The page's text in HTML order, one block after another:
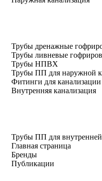
Трубы дренажные
Трубы ливневые
Трубы НПВХ
Трубы ПП для наружной
Фитинги для канализации
Внутренняя канализация
Трубы ПП для внутренней
Главная страница
Бренды
Публикации